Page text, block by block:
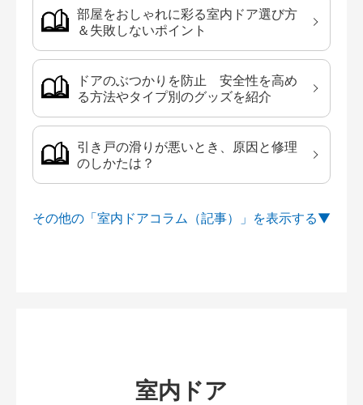
部屋をおしゃれに彩る室内ドア選び方
＆失敗しないポイント
ドアのぶつかりを防止 安全性を高め
る方法やタイプ別のグッズを紹介
引き戸の滑りが悪いとき、原因と修理
のしかたは？
その他の「室内ドアコラム（記事）」を
室内ドア